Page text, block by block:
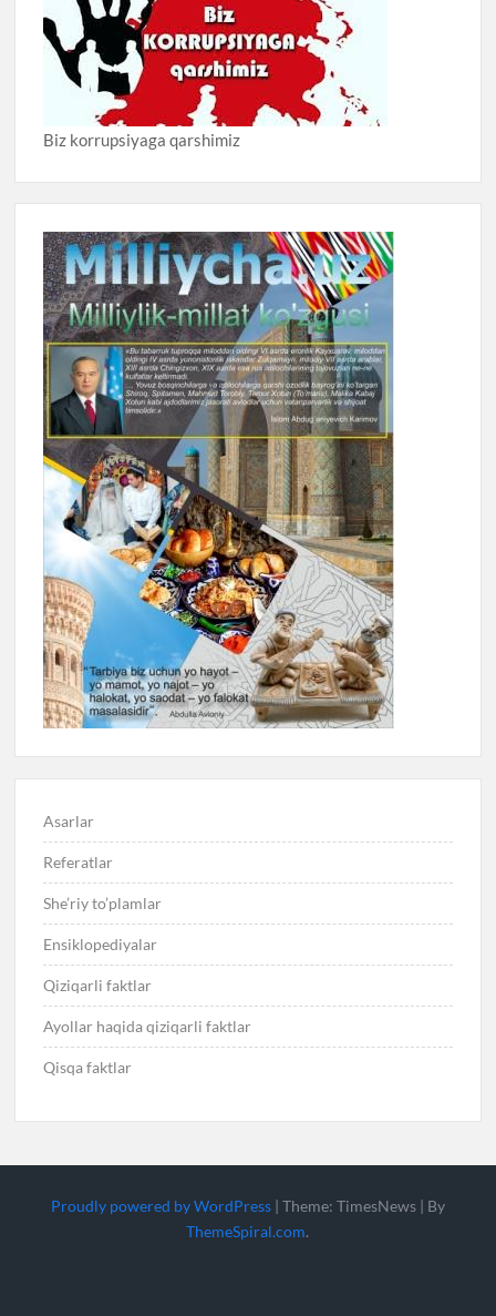
Biz korrupsiyaga qarshimiz
Asarlar
Referatlar
She’riy to’plamlar
Ensiklopediyalar
Qiziqarli faktlar
Ayollar haqida qiziqarli faktlar
Qisqa faktlar
Proudly powered by WordPress | Theme: TimesNews | By
ThemeSpiral.com.